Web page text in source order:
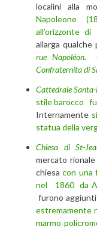
localini alla
Napoleone
all’orizzonte
allarga
rue Napoléon.
Confraternita di
Cattedrale Santa-
stile barocco fu
Internamente
statua della
Chiesa di St-
mercato
chiesacon una
nel 1860 da
furono
estremamente
marmo